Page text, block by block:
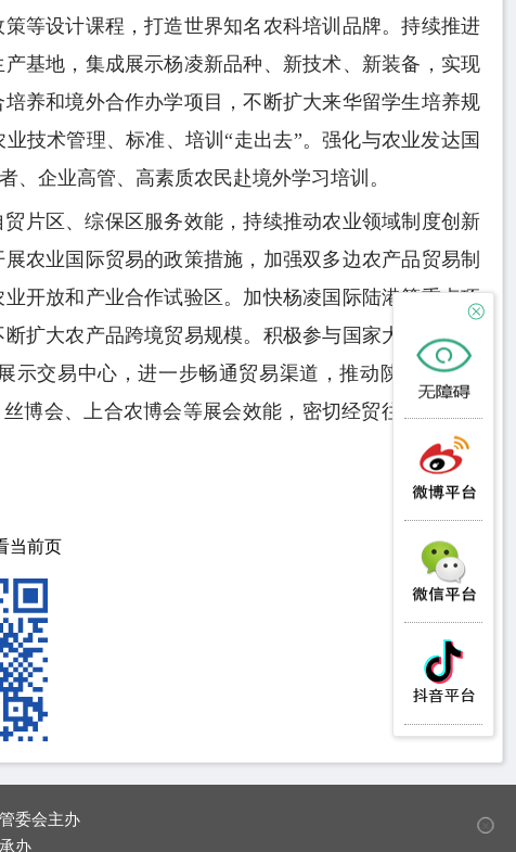
等设计课程，打造世界知名农科培训品牌。持续推进
基地，集成展示杨凌新品种、新技术、新装备，实现
养和境外合作办学项目，不断扩大来华留学生培养规
技术管理、标准、培训“走出去”。强化与农业发达国
企业高管、高素质农民赴境外学习培训。
贸片区、综保区服务效能，持续推动农业领域制度创新
农业国际贸易的政策措施，加强双多边农产品贸易制
开放和产业合作试验区。加快杨凌国际陆港等重点项
扩大农产品跨境贸易规模。积极参与国家大宗商品交
交易中心，进一步畅通贸易渠道，推动陕西特色产
博会、上合农博会等展会效能，密切经贸往来，推动
当前页
委会主办
办
✕